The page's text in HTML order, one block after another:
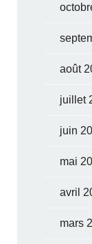
août
juillet
juin
mai
avril
mars